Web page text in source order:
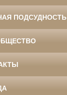
ПОДСУДНОСТЬ